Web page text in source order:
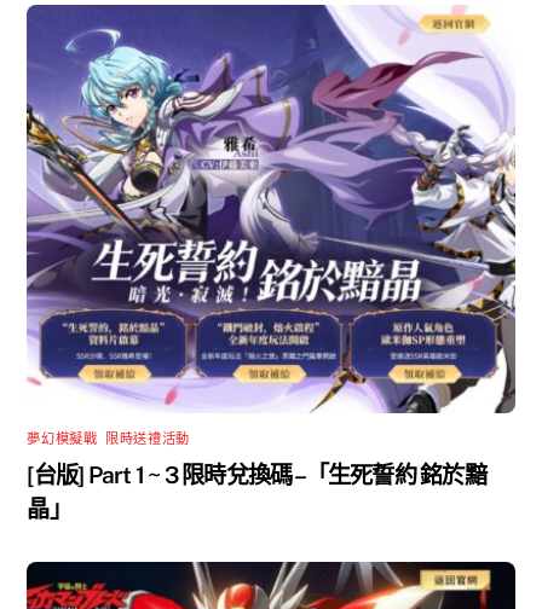
夢幻模擬戰 限時送禮活動
[台版] Part 1 ~ 3 限時兌換碼 –「生死誓約 銘於黯
晶」